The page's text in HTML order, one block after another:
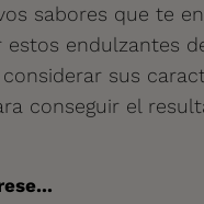
sabores que te
estos endulzantes
sus
conseguir el